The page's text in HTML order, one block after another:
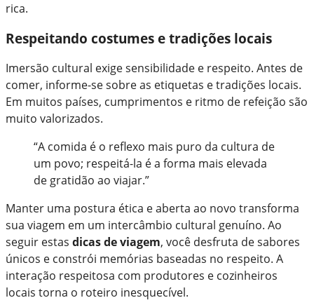
rica.
Respeitando costumes e tradições locais
Imersão cultural exige sensibilidade e respeito. Antes de
comer, informe-se sobre as etiquetas e tradições locais.
Em muitos países, cumprimentos e ritmo de refeição são
muito valorizados.
“A comida é o reflexo mais puro da cultura de
um povo; respeitá-la é a forma mais elevada
de gratidão ao viajar.”
Manter uma postura ética e aberta ao novo transforma
sua viagem em um intercâmbio cultural genuíno. Ao
seguir estas dicas de viagem, você desfruta de sabores
únicos e constrói memórias baseadas no respeito. A
interação respeitosa com produtores e cozinheiros
locais torna o roteiro inesquecível.